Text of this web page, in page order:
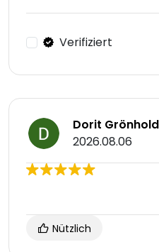
Verifiziert
Dorit
2026.08.06
Nützlich